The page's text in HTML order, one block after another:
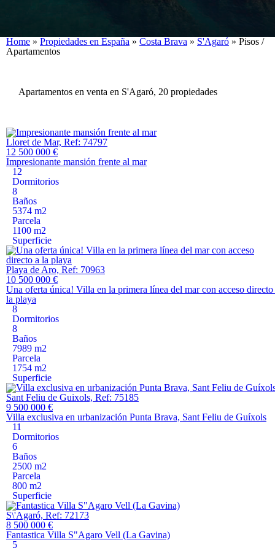
Home » Propiedades en España » Costa Brava » S'Agaró » Pisos /
Apartamentos
Apartamentos en venta en S'Agaró, 20 propiedades
Lloret de Mar, Ref: 74797
12 500 000 €
Impresionante mansión frente al mar
12
Dormitorios
8
Baños
5374 m2
Parcela
1100 m2
Superficie
Playa de Aro, Ref: 70963
10 500 000 €
Una oferta única! Villa en la primera línea del mar con acceso directo
la playa
8
Dormitorios
8
Baños
7989 m2
Parcela
1754 m2
Superficie
Sant Feliu de Guixols, Ref: 75185
9 500 000 €
Villa exclusiva en urbanización Punta Brava, Sant Feliu de Guíxols
11
Dormitorios
6
Baños
2500 m2
Parcela
800 m2
Superficie
S\'Agaró, Ref: 72173
8 500 000 €
Fantastica Villa S"Agaro Vell (La Gavina)
5